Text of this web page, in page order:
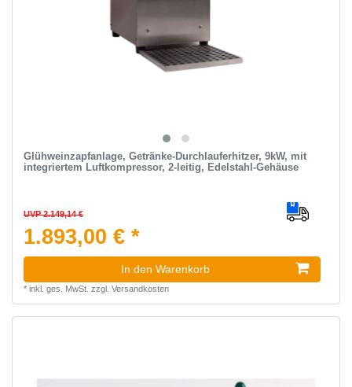
Glühweinzapfanlage, Getränke-Durchlauferhitzer, 9kW, mit
integriertem Luftkompressor, 2-leitig, Edelstahl-Gehäuse
UVP 2.149,14 €
1.893,00 € *
In den Warenkorb
* inkl. ges. MwSt. zzgl. Versandkosten